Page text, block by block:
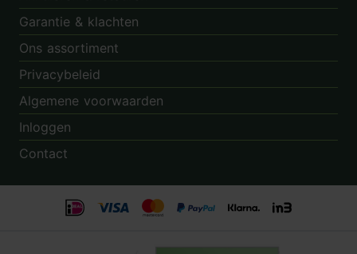
Garantie & klachten
Ons assortiment
Privacybeleid
Algemene voorwaarden
Inloggen
Contact